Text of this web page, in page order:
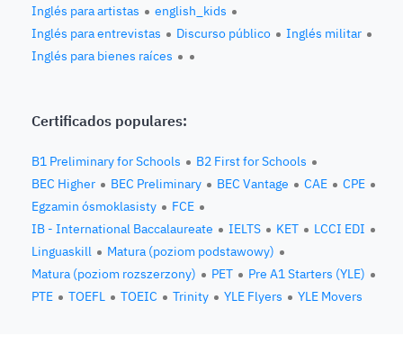
Inglés para artistas
english_kids
Inglés para entrevistas
Discurso público
Inglés militar
Inglés para bienes raíces
Certificados populares:
B1 Preliminary for Schools
B2 First for Schools
BEC Higher
BEC Preliminary BEC Vantage CAE
CPE
Egzamin ósmoklasisty
FCE
IB - International Baccalaureate
IELTS KET
LCCI EDI
Linguaskill
Matura (poziom podstawowy)
Matura (poziom rozszerzony)
PET
Pre A1 Starters (YLE)
PTE
TOEFL TOEIC Trinity YLE Flyers YLE Movers